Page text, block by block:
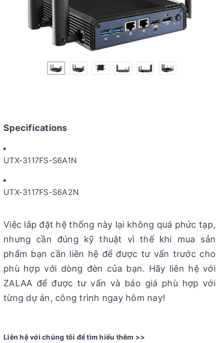
Specifications
UTX-3117FS-S6A1N
UTX-3117FS-S6A2N
Việc lắp đặt hệ thống này lại không quá phức tạp,
nhưng cần đúng kỹ thuật vì thế khi mua sản
phẩm bạn cần liên hệ để được tư vấn trước cho
phù hợp với dòng đèn của bạn. Hãy liên hệ với
ZALAA để được tư vấn và báo giá phù hợp với
từng dự án, công trình ngay hôm nay!
Liên hệ với chúng tôi để tìm hiểu thêm >>